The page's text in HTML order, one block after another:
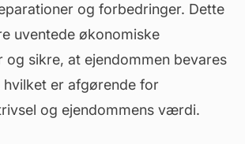
og forbedringer. Dette
uventede økonomiske
og sikre, at ejendommen bevares
hvilket er afgørende for
og ejendommens værdi.